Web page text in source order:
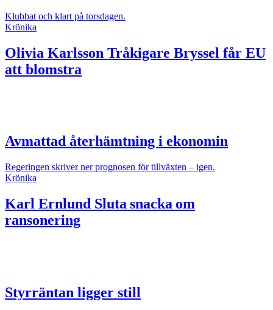
Klubbat och klart på torsdagen.
Krönika
Olivia Karlsson Tråkigare Bryssel får EU
att blomstra
Avmattad återhämtning i ekonomin
Regeringen skriver ner prognosen för tillväxten – igen.
Krönika
Karl Ernlund Sluta snacka om
ransonering
Styrräntan ligger still